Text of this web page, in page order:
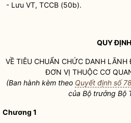
- Lưu VT, TCCB (50b).
QUY ĐỊNH
VỀ TIÊU CHUẨN CHỨC DANH LÃNH
ĐƠN VỊ THUỘC CƠ
(Ban hành kèm theo Quyết định số
của Bộ trưởng Bộ
Chương 1